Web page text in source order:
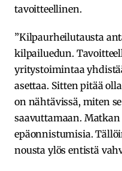
tavoitteellinen.
”Kilpaurheilutausta
kilpailuedun.
yritystoimintaa
asettaa. Sitten pitää
on nähtävissä, miten
saavuttamaan.
epäonnistumisia.
nousta ylös entistä